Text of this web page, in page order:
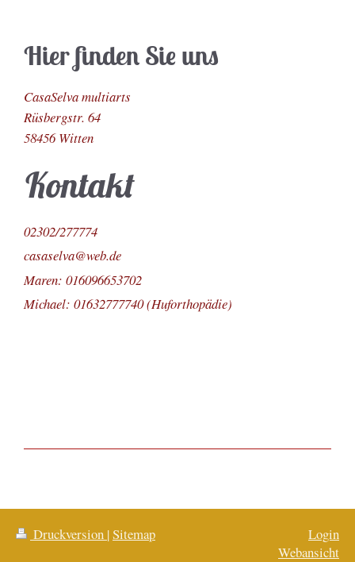
Hier finden Sie uns
CasaSelva multiarts
Rüsbergstr. 64
58456 Witten
Kontakt
02302/277774
casaselva@web.de
Maren: 016096653702
Michael: 01632777740 (Huforthopädie)
Druckversion |Sitemap
Login
Webansicht